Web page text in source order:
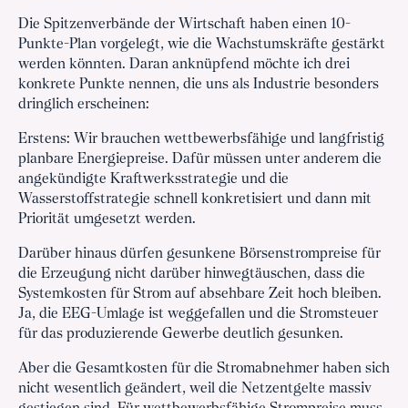
Die Spitzenverbände der Wirtschaft haben einen 10-
Punkte-Plan vorgelegt, wie die Wachstumskräfte gestärkt
werden könnten. Daran anknüpfend möchte ich drei
konkrete Punkte nennen, die uns als Industrie besonders
dringlich erscheinen:
Erstens: Wir brauchen wettbewerbsfähige und langfristig
planbare Energiepreise. Dafür müssen unter anderem die
angekündigte Kraftwerksstrategie und die
Wasserstoffstrategie schnell konkretisiert und dann mit
Priorität umgesetzt werden.
Darüber hinaus dürfen gesunkene Börsenstrompreise für
die Erzeugung nicht darüber hinwegtäuschen, dass die
Systemkosten für Strom auf absehbare Zeit hoch bleiben.
Ja, die EEG-Umlage ist weggefallen und die Stromsteuer
für das produzierende Gewerbe deutlich gesunken.
Aber die Gesamtkosten für die Stromabnehmer haben sich
nicht wesentlich geändert, weil die Netzentgelte massiv